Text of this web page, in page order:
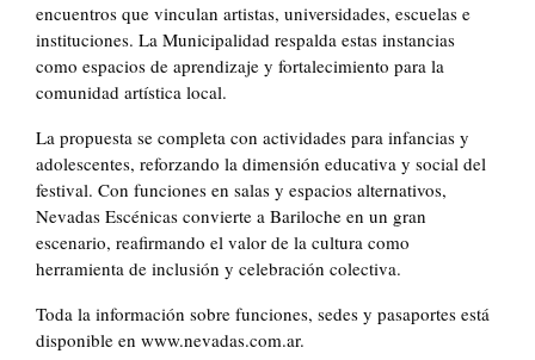
encuentros que vinculan artistas, universidades, escuelas e
instituciones. La Municipalidad respalda estas instancias
como espacios de aprendizaje y fortalecimiento para la
comunidad artística local.
La propuesta se completa con actividades para infancias y
adolescentes, reforzando la dimensión educativa y social del
festival. Con funciones en salas y espacios alternativos,
Nevadas Escénicas convierte a Bariloche en un gran
escenario, reafirmando el valor de la cultura como
herramienta de inclusión y celebración colectiva.
Toda la información sobre funciones, sedes y pasaportes está
disponible en www.nevadas.com.ar.